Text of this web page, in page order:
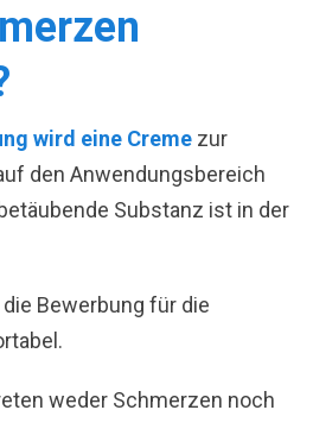
wird eine Creme zur
den Anwendungsbereich
Substanz ist in der
Bewerbung für die
weder Schmerzen noch